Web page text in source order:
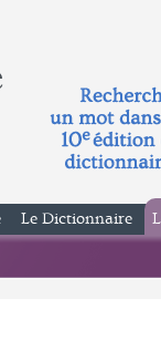
Le Dictionnaire